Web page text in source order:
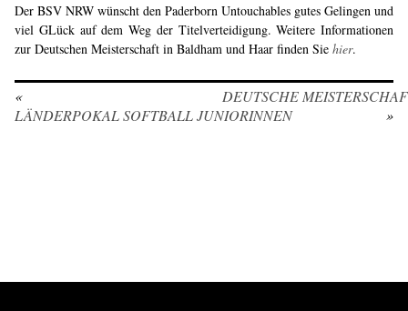
Der BSV NRW wünscht den Paderborn Untouchables gutes Gelingen und
viel GLück auf dem Weg der Titelverteidigung. Weitere Informationen
zur Deutschen Meisterschaft in Baldham und Haar finden Sie hier.
«
LÄNDERPOKAL SOFTBALL JUNIORINNEN
DEUTSCHE
»